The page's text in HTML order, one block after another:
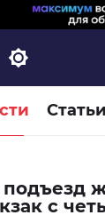
Статьи
с